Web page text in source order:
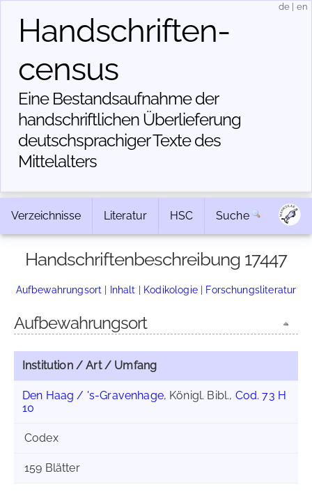
Handschriften­
census
Eine Bestandsaufnahme der
handschriftlichen Über­lieferung
deutschsprachiger Texte des
Mittelalters
de en
Verzeichnisse Literatur HSC Suche
Handschriftenbeschreibung 17447
Aufbewahrungsort | Inhalt | Kodikologie| Forschungsliteratur
Aufbewahrungsort
Institution / Art / Umfang
Den Haag / 's-Gravenhage, Königl. Bibl., Cod. 73 H
10
Codex
159 Blätter